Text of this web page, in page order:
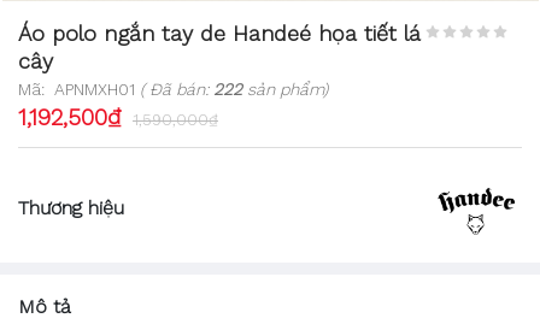
Áo polo ngắn tay de Handeé họa tiết lá
cây
Mã: APNMXH01 ( Đã bán: 222sản phẩm)
1,192,500₫ 1,590,000₫
Thương hiệu
Mô tả